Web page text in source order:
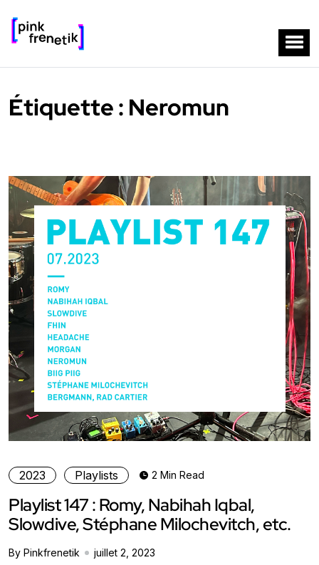
Étiquette : Neromun
2023 Playlists 2 Min Read
Playlist 147 : Romy, Nabihah Iqbal,
Slowdive, Stéphane Milochevitch, etc.
By Pinkfrenetik juillet 2, 2023